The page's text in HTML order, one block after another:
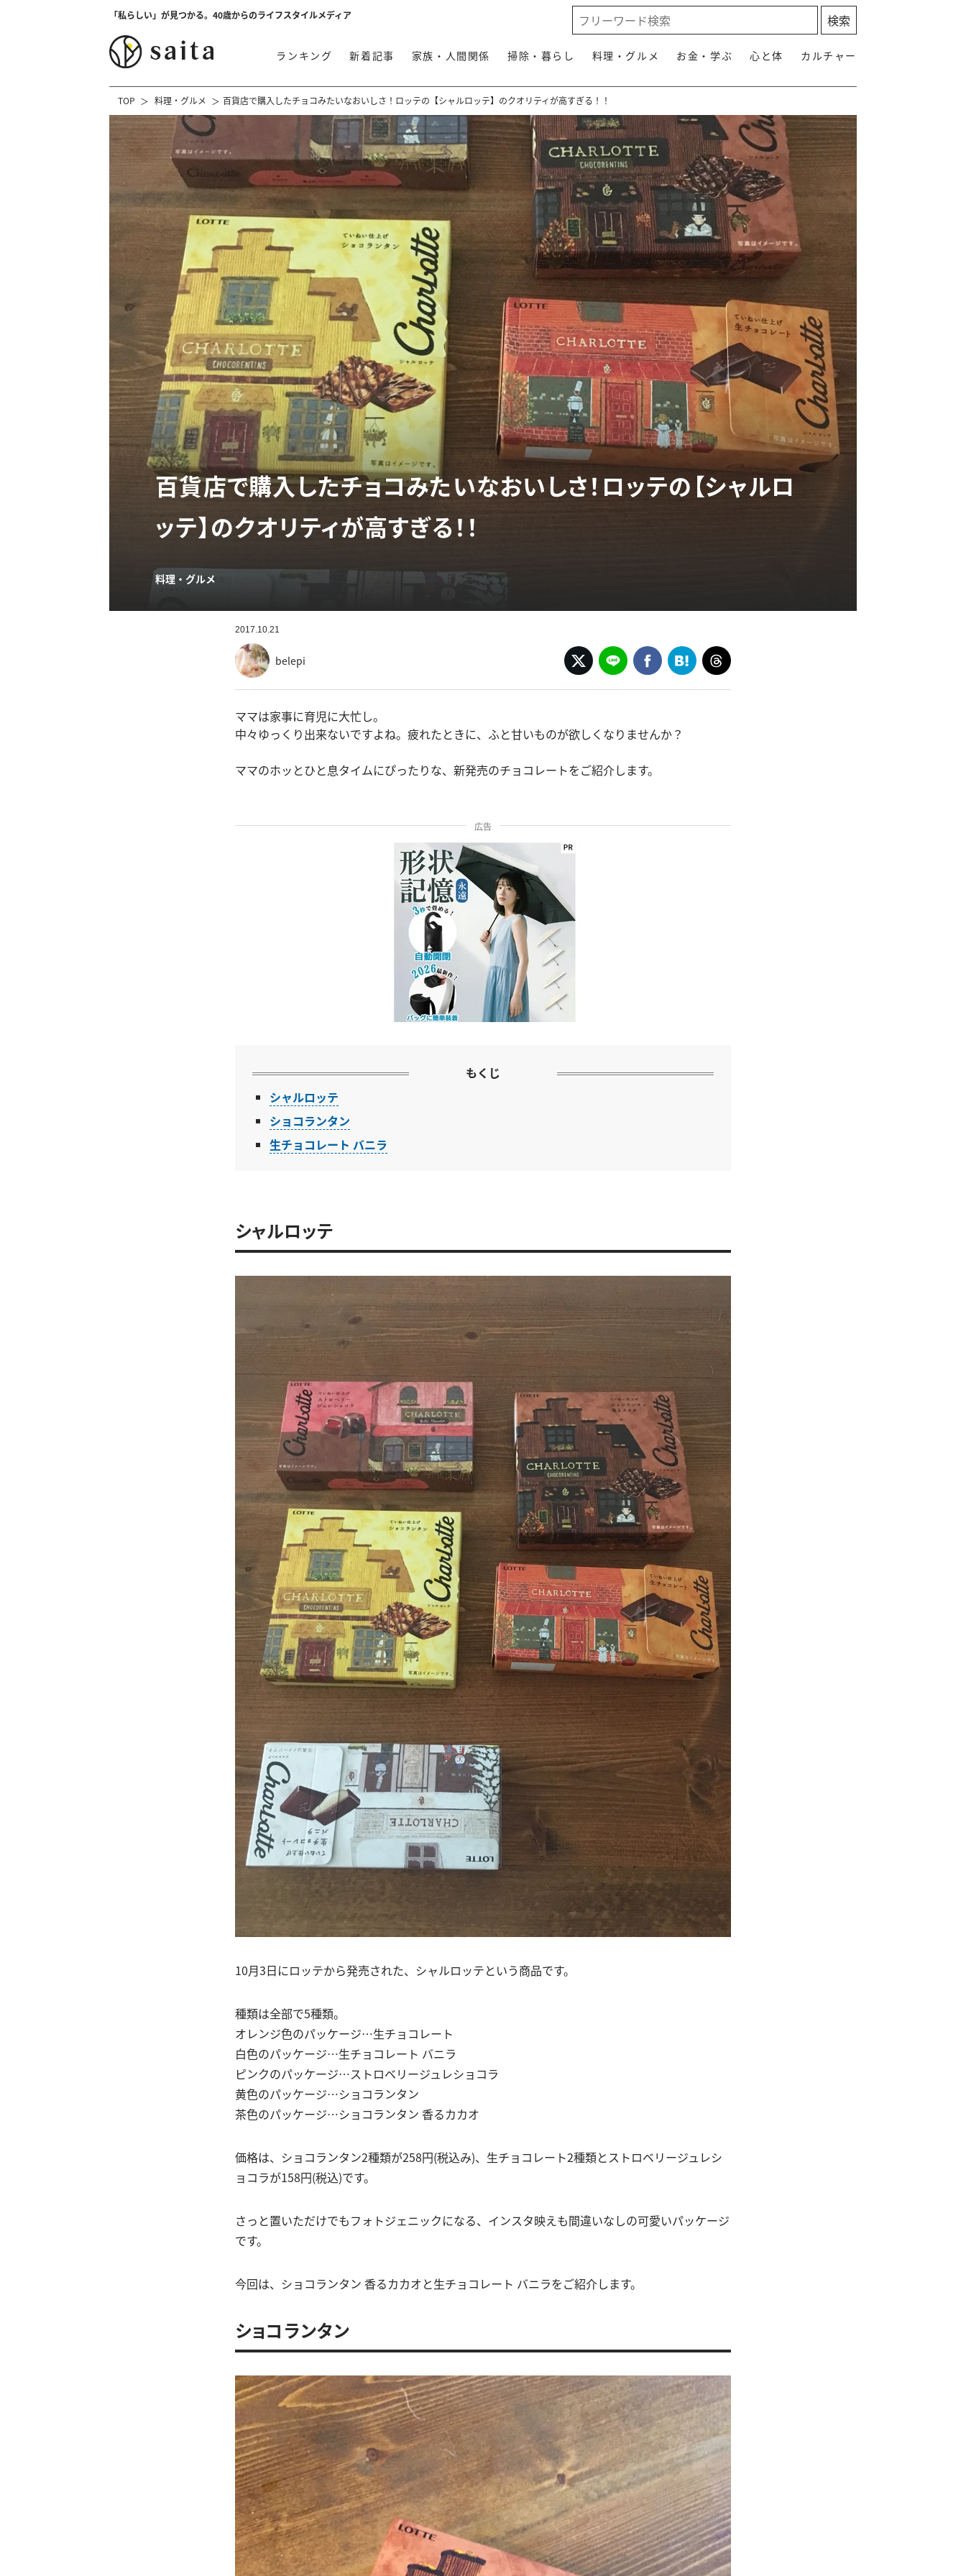
「私らしい」が見つかる。40歳からのライフスタイルメディア
ランキング 新着記事 家族・人間関係 掃除・暮らし 料理・グルメ お金・学ぶ 心と体 カルチャー
TOP 料理・グルメ 百貨店で購入したチョコみたいなおいしさ！ロッテの【シャルロッテ】のクオリティが高すぎる！！
百貨店で購入したチョコみたいなおいしさ！ロッテの【シャルロ
ッテ】のクオリティが高すぎる！！
料理・グルメ
2017.10.21
belepi
ママは家事に育児に大忙し。
中々ゆっくり出来ないですよね。疲れたときに、ふと甘いものが欲しくなりませんか？
ママのホッとひと息タイムにぴったりな、新発売のチョコレートをご紹介します。
広告
もくじ
シャルロッテ
ショコランタン
生チョコレート バニラ
シャルロッテ
10月3日にロッテから発売された、シャルロッテという商品です。
種類は全部で5種類。
オレンジ色のパッケージ…生チョコレート
白色のパッケージ…生チョコレート バニラ
ピンクのパッケージ…ストロベリージュレショコラ
黄色のパッケージ…ショコランタン
茶色のパッケージ…ショコランタン 香るカカオ
価格は、ショコランタン2種類が258円(税込み)、生チョコレート2種類とストロベリージュレシ
ョコラが158円(税込)です。
さっと置いただけでもフォトジェニックになる、インスタ映えも間違いなしの可愛いパッケージ
です。
今回は、ショコランタン 香るカカオと生チョコレート バニラをご紹介します。
ショコランタン